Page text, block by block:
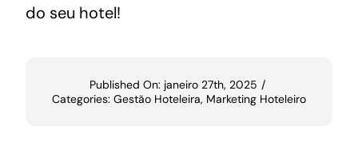
do seu hotel!
Published On: janeiro 27th, 2025 /
Categories: Gestão Hoteleira, Marketing Hoteleiro